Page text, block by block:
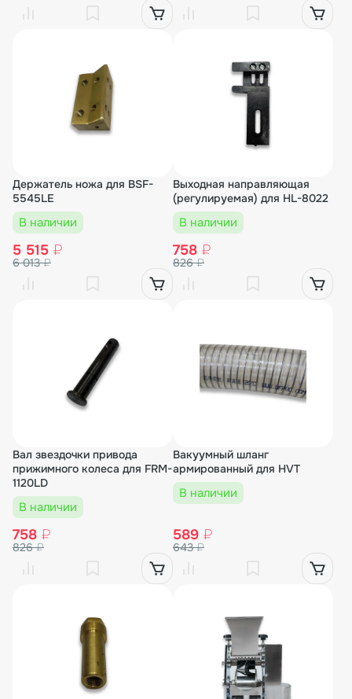
Держатель ножа для BSF-
5545LE
В наличии
5 515 ₽
6 013₽
Выходная направляющая
(регулируемая) для HL-8022
В наличии
758 ₽
826₽
Вал звездочки привода
прижимного колеса для FRM-
1120LD
В наличии
758 ₽
826₽
Вакуумный шланг
армированный для HVT
В наличии
589 ₽
643₽